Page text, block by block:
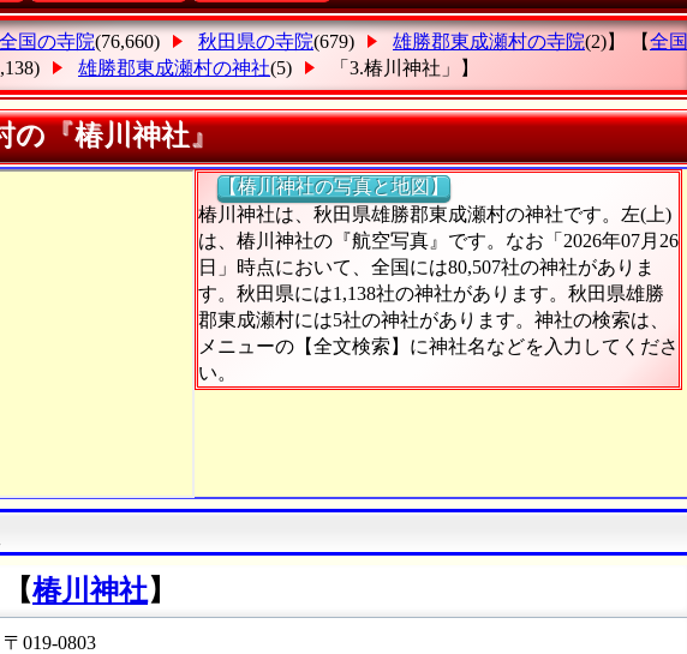
全国の寺院(76,660) 秋田県の寺院(679) 雄勝郡東成瀬村の寺院(2)】 【全国
雄勝郡東成瀬村の神社(5) 「3.椿川神社」 】
の『椿川神社』
【椿川神社の写真と地図】
椿川神社は、秋田県雄勝郡東成瀬村の神社です。左(上)
は、椿川神社の『航空写真』です。なお「2026年07月26
日」時点において、全国には80,507社の神社がありま
す。秋田県には1,138社の神社があります。秋田県雄勝
郡東成瀬村には5社の神社があります。神社の検索は、
メニューの【全文検索】に神社名などを入力してくださ
い。
【椿川神社】
〒019-0803